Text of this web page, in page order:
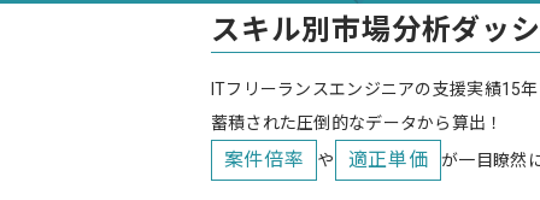
スキル別市場分析ダッ
ITフリーランスエンジニアの支援実績15
蓄積された圧倒的なデータから算出！
案件倍率 や 適正単価 が一目瞭然